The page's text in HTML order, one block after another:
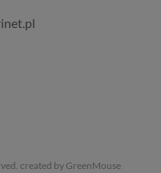
created by GreenMouse